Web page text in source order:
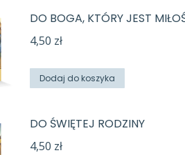
DO BOGA, KTÓRY JEST
4,50 zł
Dodaj do koszyka
DO ŚWIĘTEJ RODZINY
4,50 zł